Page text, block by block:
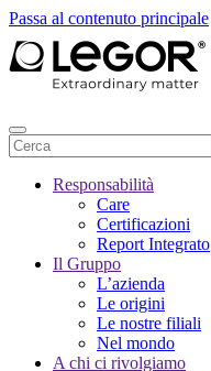
Passa al contenuto principale
Responsabilità
Care
Certificazioni
Report Integrato
Il Gruppo
L’azienda
Le origini
Le nostre filiali
Nel mondo
A chi ci rivolgiamo